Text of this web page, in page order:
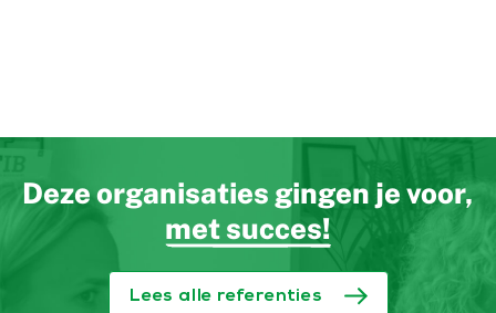
Deze organisaties gingen je voor,
met succes!
Lees alle referenties